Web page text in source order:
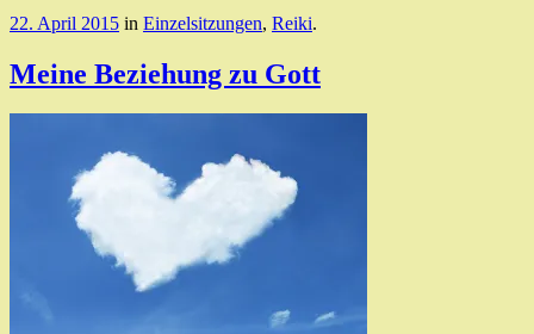
22. April 2015 in Einzelsitzungen, Reiki.
Meine Beziehung zu Gott